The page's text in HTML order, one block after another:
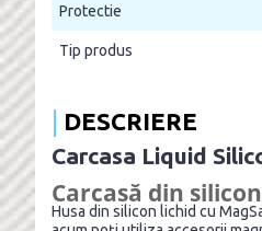
Protectie
Tip produs
DESCRIERE
Carcasa Liquid
Carcasă din
Husa din silicon lichid cu